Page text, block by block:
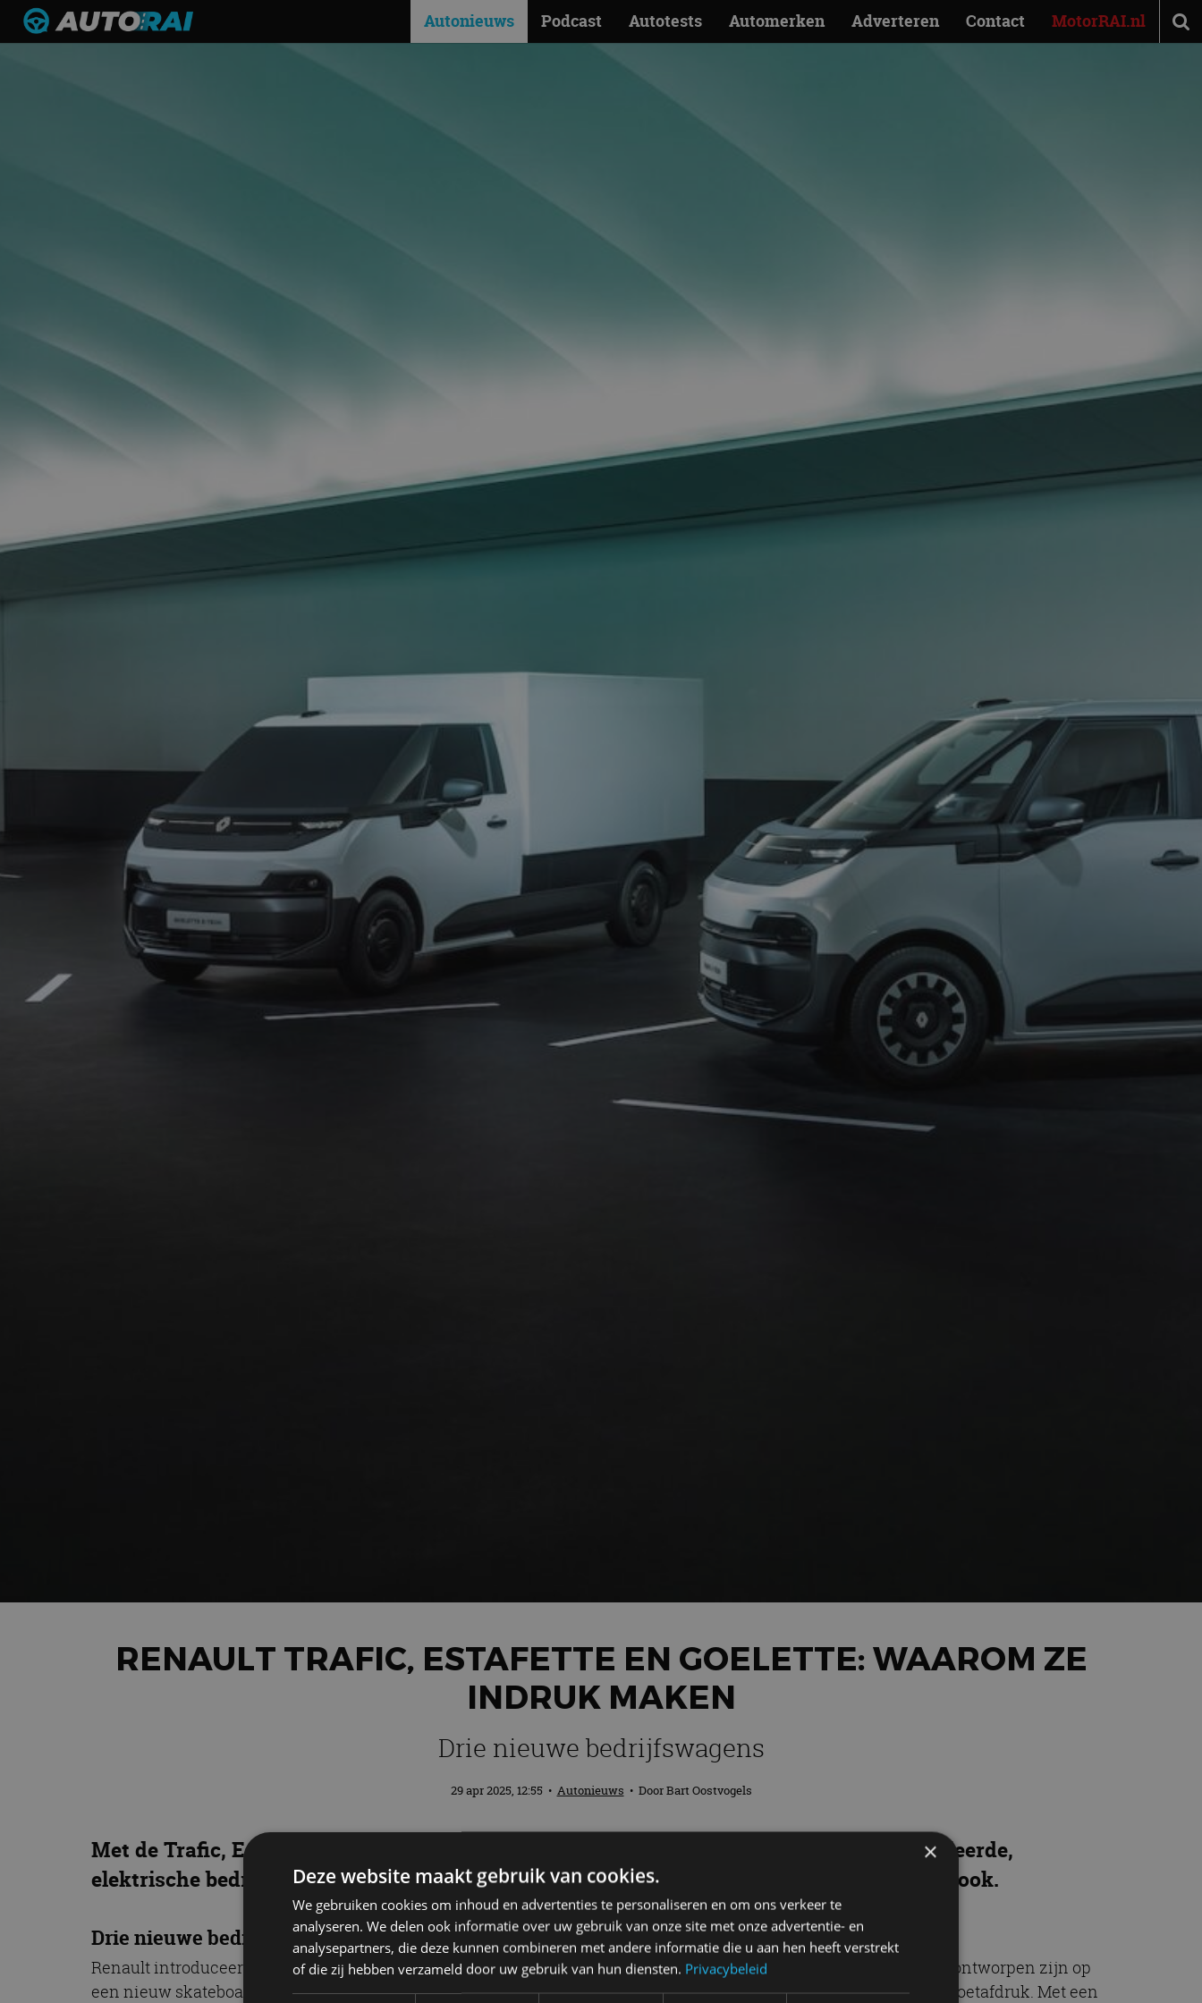
Autonieuws Podcast Autotests Automerken Adverteren Contact MotorRAI.nl
RENAULT TRAFIC, ESTAFETTE EN GOELETTE: WAAROM ZE
INDRUK MAKEN
Drie nieuwe bedrijfswagens
29 apr 2025, 12:55 • Autonieuws • DoorBart Oostvogels
Met de Trafic, Estafette en Goelette luidt Renault een nieuw tijdperk in: softwaregedefinieerde,
elektrische bedrijfswagens op een modulair platform. Ze kunnen nog supersnel opladen ook.
Drie nieuwe bedrijfswagens
Renault introduceert drie nieuwe bedrijfswagens – de Trafic, Goelette en Estafette – die volledig elektrisch zijn en ontworpen zijn op
een nieuw skateboardplatform. De focus bij dit platform ligt op een optimale laadcapaciteit binnen een compacte voetafdruk. Met een
×
Deze website maakt gebruik van cookies.
We gebruiken cookies om inhoud en advertenties te personaliseren en om ons verkeer te
analyseren. We delen ook informatie over uw gebruik van onze site met onze advertentie- en
analysepartners, die deze kunnen combineren met andere informatie die u aan hen heeft verstrekt
of die zij hebben verzameld door uw gebruik van hun diensten. Privacybeleid